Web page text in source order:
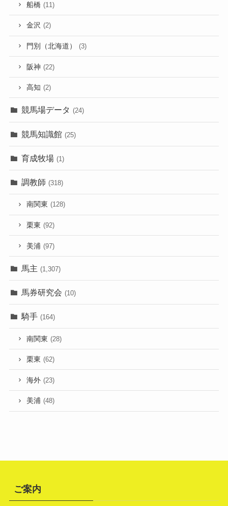
船橋 (11)
金沢 (2)
門別（北海道） (3)
阪神 (22)
高知 (2)
競馬場データ (24)
競馬知識館 (25)
育成牧場 (1)
調教師 (318)
南関東 (128)
栗東 (92)
美浦 (97)
馬主 (1,307)
馬券研究会 (10)
騎手 (164)
南関東 (28)
栗東 (62)
海外 (23)
美浦 (48)
ご案内